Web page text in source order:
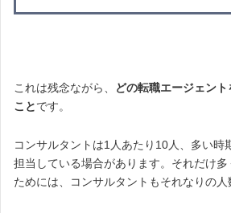
これは残念ながら、
どの転職エージェン
ことです。
コンサルタントは1人あたり10人、多い時
担当している場合があります。それだけ
ためには、コンサルタントもそれなりの人